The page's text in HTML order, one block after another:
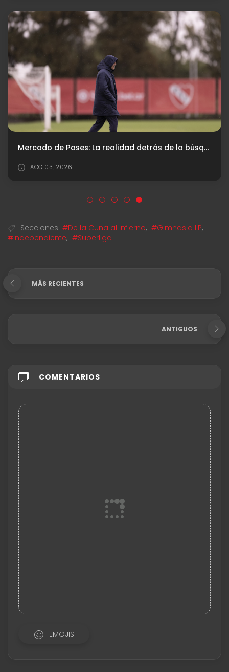
Mercado de Pases: La realidad detrás de la búsqueda del central
AGO 03, 2026
Secciones: #De la Cuna al Infierno, #Gimnasia LP,
#Independiente, #Superliga
MÁS RECIENTES
ANTIGUOS
COMENTARIOS
EMOJIS